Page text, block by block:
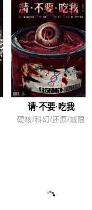
请·不要·吃我
硬核/科幻/还原/城限